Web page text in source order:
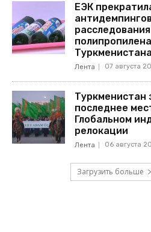
ЕЭК
Туркменистана
Лента 07 августа
Туркменистан
последнее
Глобальном
релокации
Лента 06 августа
Загрузить больше